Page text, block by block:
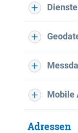
Dienste
Mobile
Adressen